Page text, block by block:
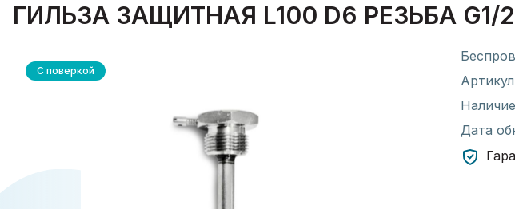
ГИЛЬЗА ЗАЩИТНАЯ L100 D6 РЕЗЬБА G1/2
С поверкой
Дата